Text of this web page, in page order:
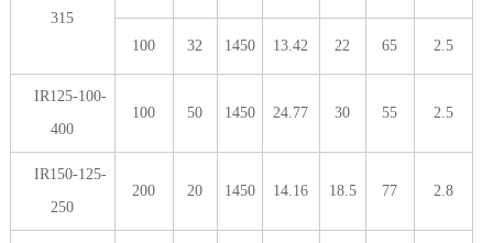
315
100 32 1450 13.42 22 65 2.5
IR125-100-
400
100 50 1450 24.77 30 55 2.5
IR150-125-
250
200 20 1450 14.16 18.5 77 2.8